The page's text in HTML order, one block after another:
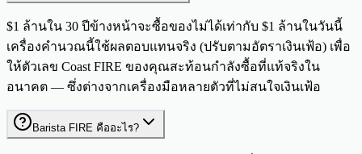
$1 ล้านใน 30 ปีข้างหน้าจะซื้อของไม่ได้เท่ากับ $1 ล้านในวันนี้
เครื่องคำนวณนี้ใช้ผลตอบแทนจริง (ปรับตามอัตราเงินเฟ้อ) เพื่อ
ให้ตัวเลข Coast FIRE ของคุณสะท้อนกำลังซื้อที่แท้จริงใน
อนาคต — ซึ่งต่างจากเครื่องมือหลายตัวที่ไม่สนใจเงินเฟ้อ
Barista FIRE คืออะไร?